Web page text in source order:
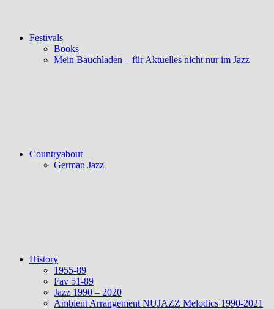
Festivals
Books
Mein Bauchladen – für Aktuelles nicht nur im Jazz
Countryabout
German Jazz
History
1955-89
Fav 51-89
Jazz 1990 – 2020
Ambient Arrangement NUJAZZ Melodics 1990-2021